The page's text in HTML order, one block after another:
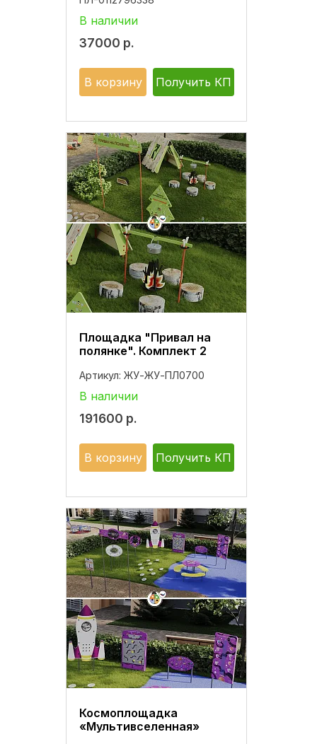
В наличии
37000 р.
В корзину Получить КП
Площадка "Привал на
полянке". Комплект 2
Артикул: ЖУ-ЖУ-ПЛ0700
В наличии
191600 р.
В корзину Получить КП
Космоплощадка
«Мультивселенная»